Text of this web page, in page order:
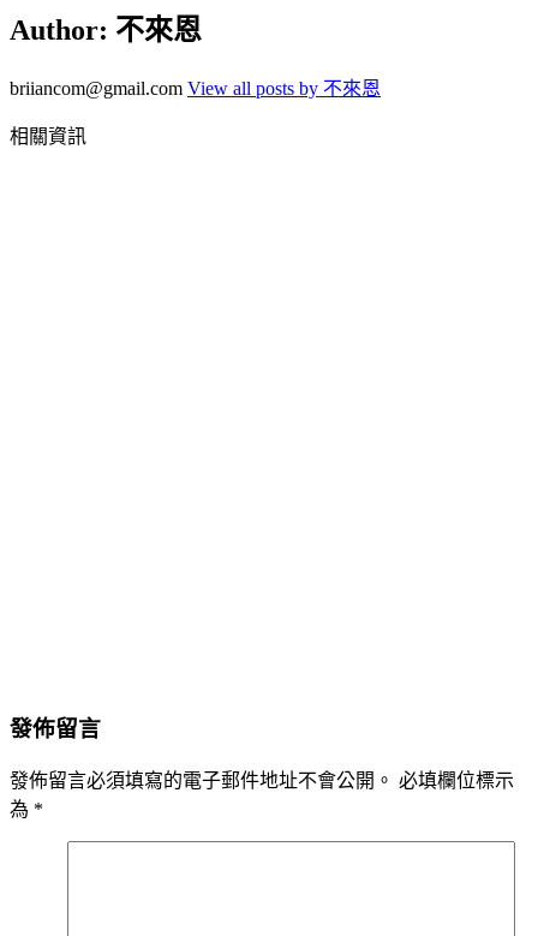
Author: 不來恩
briiancom@gmail.com View all posts by 不來恩
相關資訊
發佈留言
發佈留言必須填寫的電子郵件地址不會公開。 必填欄位標示
為 *